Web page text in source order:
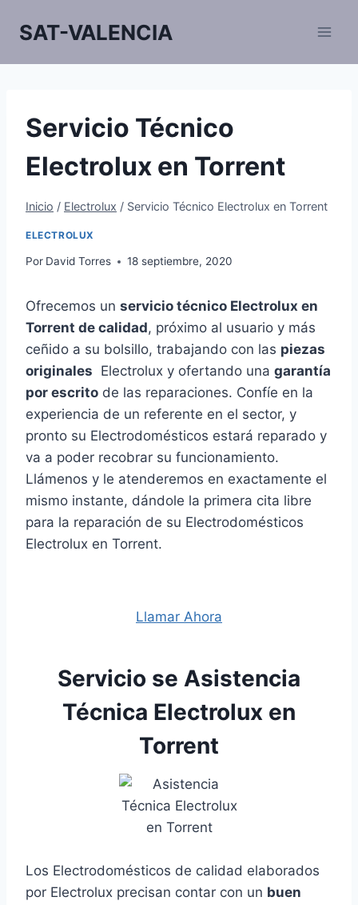
SAT-VALENCIA
Servicio Técnico
Electrolux en Torrent
Inicio / Electrolux / Servicio Técnico Electrolux en Torrent
ELECTROLUX
Por David Torres 18 septiembre, 2020
Ofrecemos un servicio técnico Electrolux en
Torrent de calidad, próximo al usuario y más
ceñido a su bolsillo, trabajando con las piezas
originales Electrolux y ofertando una garantía
por escrito de las reparaciones. Confíe en la
experiencia de un referente en el sector, y
pronto su Electrodomésticos estará reparado y
va a poder recobrar su funcionamiento.
Llámenos y le atenderemos en exactamente el
mismo instante, dándole la primera cita libre
para la reparación de su Electrodomésticos
Electrolux en Torrent.
Llamar Ahora
Servicio se Asistencia
Técnica Electrolux en
Torrent
Los Electrodomésticos de calidad elaborados
por Electrolux precisan contar con un buen